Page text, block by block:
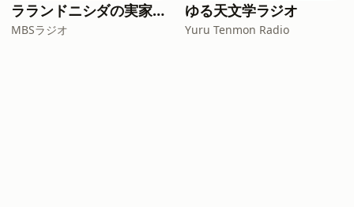
ラランドニシダの実家には帰らない
MBSラジオ
ゆる天文学ラジオ
Yuru Tenmon Radio